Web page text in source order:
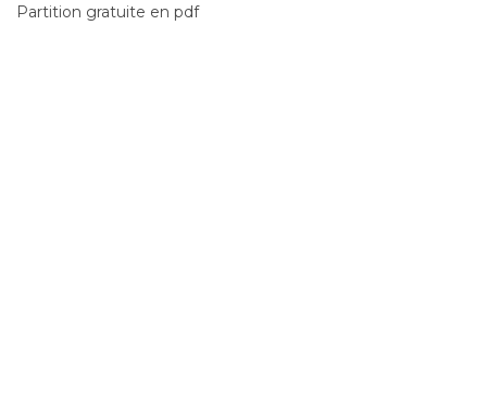
Partition gratuite en pdf